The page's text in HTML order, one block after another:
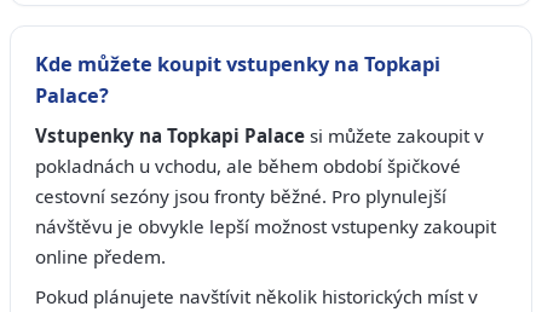
Kde můžete koupit vstupenky na Topkapi
Palace?
Vstupenky na Topkapi Palace si můžete zakoupit v
pokladnách u vchodu, ale během období špičkové
cestovní sezóny jsou fronty běžné. Pro plynulejší
návštěvu je obvykle lepší možnost vstupenky zakoupit
online předem.
Pokud plánujete navštívit několik historických míst v